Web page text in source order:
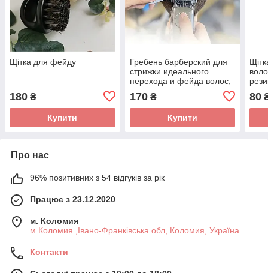
Щітка для фейду
180 ₴
Купити
Гребень барберский для
стрижки идеального
перехода и фейда волос,
170₴
Купити
80
Про нас
96% позитивних з 54 відгуків за рік
Працює з 23.12.2020
м. Коломия
м.Коломия ,Івано-Франківська обл, Коломия, Україна
Контакти